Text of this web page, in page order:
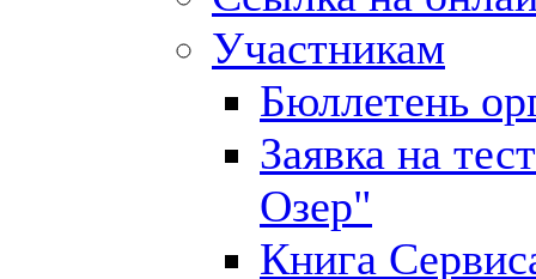
Участникам
Бюллетень
Заявка на
Озер"
Книга